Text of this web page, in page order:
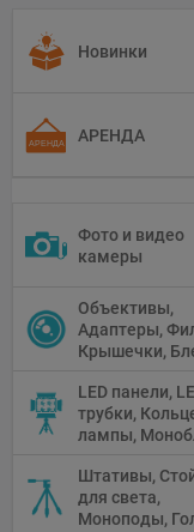
Новинки
АРЕНДА
Фото и видео
камеры
Объективы,
Адаптеры,
Крышечки,
LED панели,
трубки,
лампы,
галогенное
освещение
Штативы,
для света,
Моноподы,